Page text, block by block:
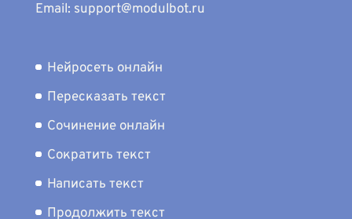
Email: support@modulbot.ru
Нейросеть онлайн
Пересказать текст
Сочинение онлайн
Сократить текст
Написать текст
Продолжить текст